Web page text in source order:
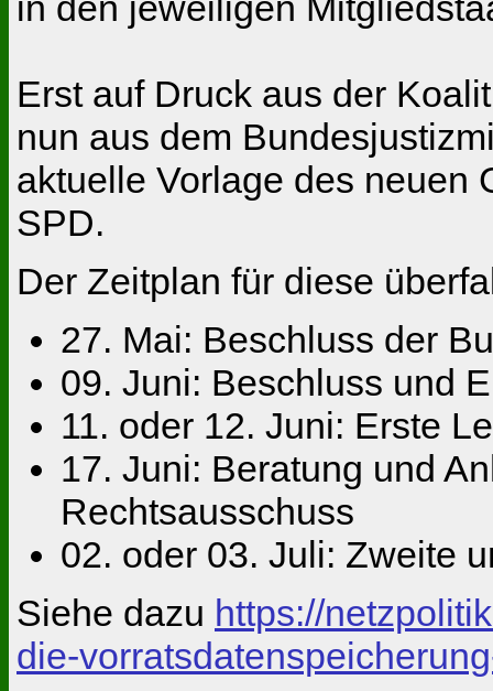
Erst auf Druck aus der
nun aus dem
aktuelle Vorlage des neuen
SPD.
Der Zeitplan für diese
27. Mai: Beschluss der
09. Juni: Beschluss und
11. oder 12. Juni: Erste
17. Juni: Beratung und
Rechtsausschuss
02. oder 03. Juli: Zweite
Siehe dazu https://
die-